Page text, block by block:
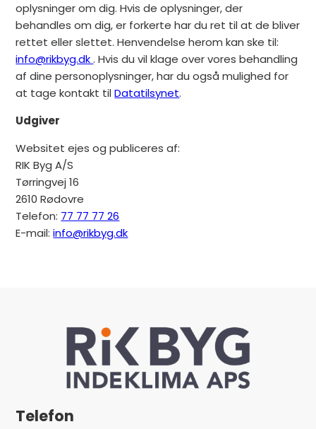
oplysninger om dig. Hvis de oplysninger, der
behandles om dig, er forkerte har du ret til at de bliver
rettet eller slettet. Henvendelse herom kan ske til:
info@rikbyg.dk. Hvis du vil klage over vores behandling
af dine personoplysninger, har du også mulighed for
at tage kontakt tilDatatilsynet.
Udgiver
Websitet ejes og publiceres af:
RIK Byg A/S
Tørringvej 16
2610 Rødovre
Telefon: 77 77 77 26
E-mail:info@rikbyg.dk
Telefon